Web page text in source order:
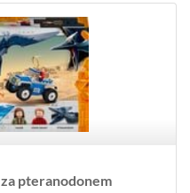
pteranodonem